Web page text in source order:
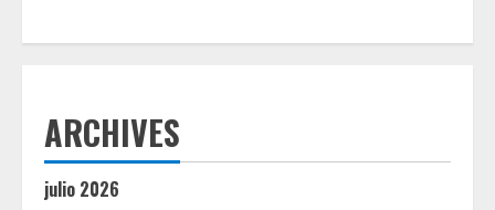
ARCHIVES
julio 2026